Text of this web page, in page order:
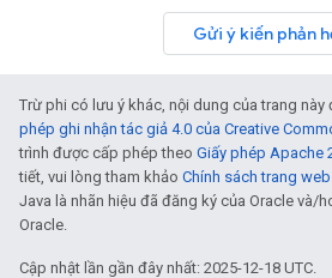
Gửi ý kiến phản
Trừ phi có lưu ý khác, nội dung của trang
phép ghi nhận tác giả 4.0 của Creative
trình được cấp phép theo Giấy phép Apache
tiết, vui lòng tham khảo Chính sách trang
Java là nhãn hiệu đã đăng ký của Oracle và/
Oracle.
Cập nhật lần gần đây nhất: 2025-12-18 UTC.